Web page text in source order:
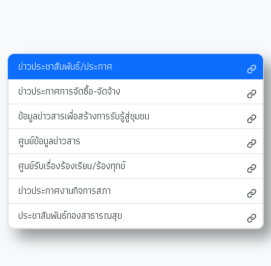
ข่าวประชาสัมพันธ์/ประกาศ
ข่าวประกาศการจัดซื้อ-จัดจ้าง
ข้อมูลข่าวสารเพื่อสร้างการรับรู้สู่ชุมชน
ศูนย์ข้อมูลข่าวสาร
ศูนย์รับเรื่องร้องเรียน/ร้องทุกข์
ข่าวประกาศงานกิจการสภา
ประชาสัมพันธ์กองสาธารณสุข